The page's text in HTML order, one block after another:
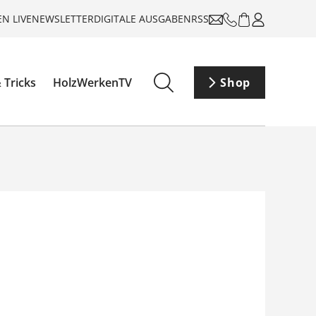
LIVENEWSLETTERDIGITALE AUSGABENRSS
Tricks HolzWerkenTV Shop